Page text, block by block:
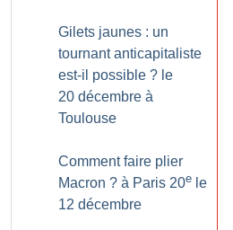
Gilets jaunes : un
tournant anticapitaliste
est-il possible ? le
20 décembre à
Toulouse
Comment faire plier
Macron ? à Paris 20e le
12 décembre